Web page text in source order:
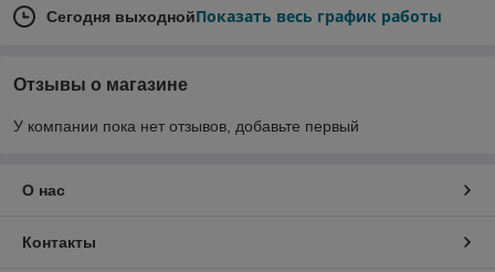
Сегодня выходнойПоказать весь график работы
Отзывы о магазине
У компании пока нет отзывов, добавьте первый
О нас
Контакты